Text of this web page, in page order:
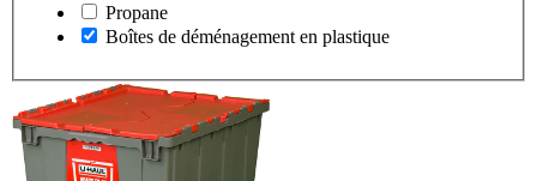
Propane
Boîtes de déménagement en plastique